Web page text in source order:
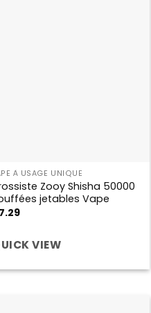
À USAGE UNIQUE
Zooy Shisha 50000
jetables Vape
7.29
VIEW